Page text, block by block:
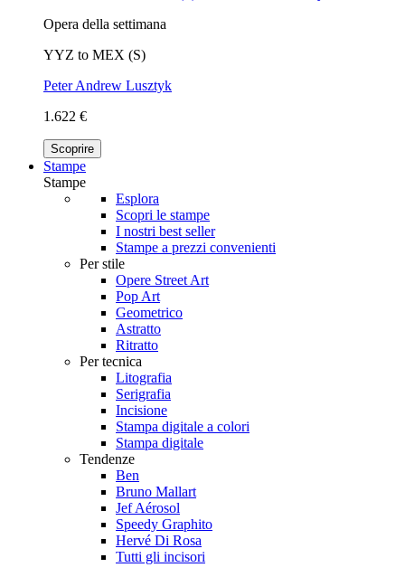
Opera della settimana
YYZ to MEX (S)
Peter Andrew Lusztyk
1.622 €
Scoprire
Stampe
Stampe
Esplora
Scopri le stampe
I nostri best seller
Stampe a prezzi convenienti
Per stile
Opere Street Art
Pop Art
Geometrico
Astratto
Ritratto
Per tecnica
Litografia
Serigrafia
Incisione
Stampa digitale a colori
Stampa digitale
Tendenze
Ben
Bruno Mallart
Jef Aérosol
Speedy Graphito
Hervé Di Rosa
Tutti gli incisori